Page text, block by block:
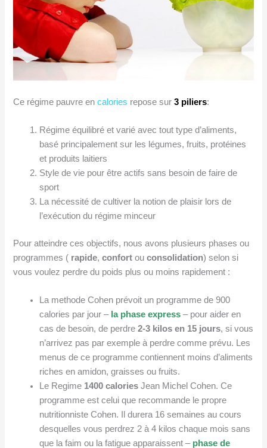
Ce régime pauvre encalories repose sur3 piliers:
Régime équilibré et varié avec tout type d’aliments,
basé principalement sur les légumes, fruits, protéines
et produits laitiers
Style de vie pour être actifs sans besoin de faire de
sport
La nécessité de cultiver la notion de plaisir lors de
l’exécution du régime minceur
Pour atteindre ces objectifs, nous avons plusieurs phases ou
programmes ( rapide,confort ouconsolidation) selon si
vous voulez perdre du poids plus ou moins rapidement :
La methode Cohen prévoit un programme de 900
calories par jour – la phase express – pour aider en
cas de besoin, de perdre2-3 kilos en 15 jours, si vous
n’arrivez pas par exemple à perdre comme prévu. Les
menus de ce programme contiennent moins d’aliments
riches en amidon, graisses ou fruits.
Le Regime 1400 calories Jean Michel Cohen. Ce
programme est celui que recommande le propre
nutritionniste Cohen. Il durera 16 semaines au cours
desquelles vous perdrez 2 à 4 kilos chaque mois sans
que la faim ou la fatigue apparaissent – phase de